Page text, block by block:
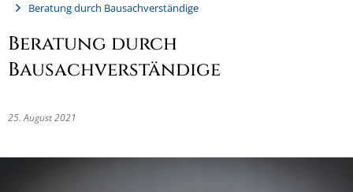
Beratung durch Bausachverständige
Beratung durch
Bausachverständige
25. August 2021